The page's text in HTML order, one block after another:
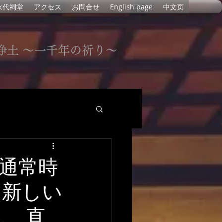
代祠堂 アクセス お問合せ English page 中文页
土 〜一千年の祈り〜
常時
しい
直